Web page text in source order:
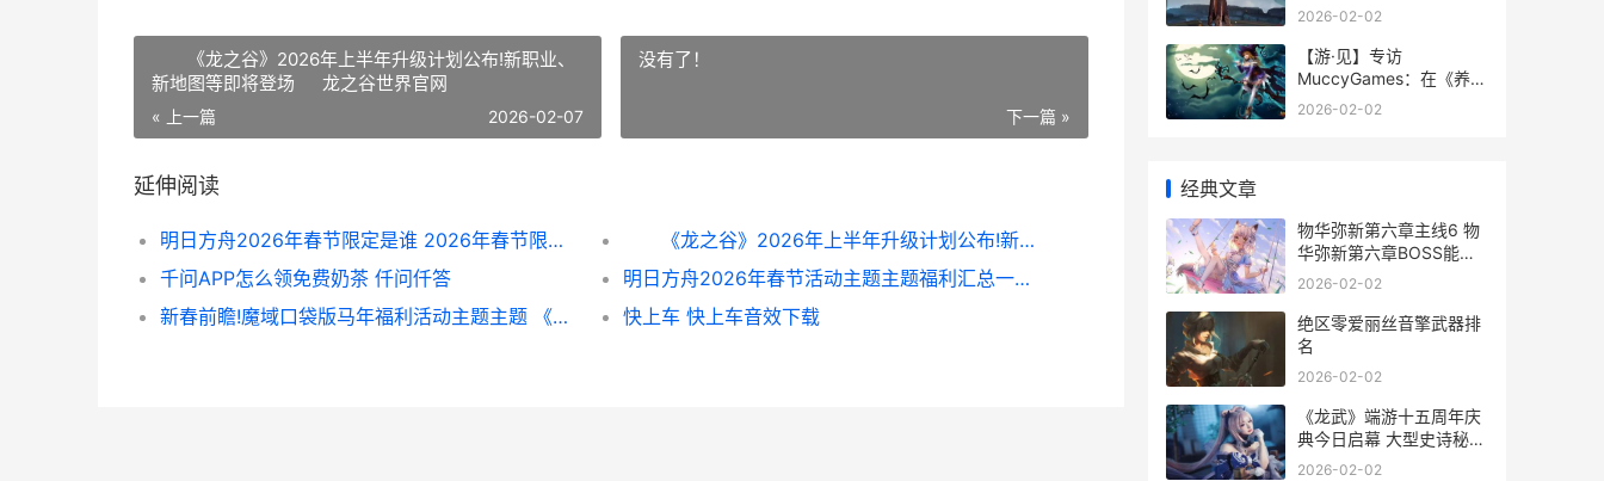
《龙之谷》2026年上半年升级计划公布!新职业、
新地图等即将登场 龙之谷世界官网
« 上一篇 2026-02-07
没有了！
下一篇 »
延伸阅读
明日方舟2026年春节限定是谁 2026年春节限定卡池 明日方舟2026年春节限定有哪些干员
《龙之谷》2026年上半年升级计划公布!新职业、新地图等即将登场 龙之谷世界官网
千问APP怎么领免费奶茶 仟问仟答
明日方舟2026年春节活动主题主题福利汇总一览 明日方舟2026年限
新春前瞻!魔域口袋版马年福利活动主题主题 《魔域》新资料片
快上车 快上车音效下载
2026-02-02
【游·见】专访
MuccyGames：在《养老
小镇》里
2026-02-02
经典文章
物华弥新第六章主线6 物
华弥新第六章BOSS能在
第一回合被秒掉吗?
2026-02-02
绝区零爱丽丝音擎武器排
名
2026-02-02
《龙武》端游十五周年庆
典今日启幕 大型史诗秘境
携手多个感恩福利震撼来
2026-02-02